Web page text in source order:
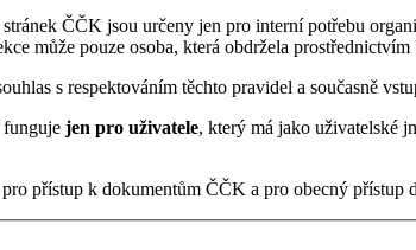
ČČK jsou určeny jen pro interní potřebu
může pouze osoba, která obdržela
s respektováním těchto pravidel a současně
funguje jen pro uživatele, který má jako uživatelské
přístup k dokumentům ČČK a pro obecný